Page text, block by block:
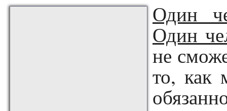
Один
Один
не
то, как